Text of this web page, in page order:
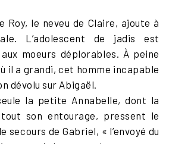
Roy, le neveu de Claire, ajoute à
L’adolescent de jadis est
moeurs déplorables. À peine
il a grandi, cet homme incapable
dévolu sur Abigaël.
la petite Annabelle, dont la
son entourage, pressent le
secours de Gabriel, « l’envoyé du